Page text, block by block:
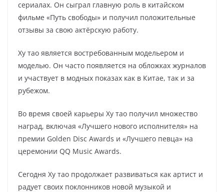
сериалах. Он сыграл главную роль в китайском
фильме «Путь свободы» и получил положительные
отзывы за свою актёрскую работу.
Ху тао является востребованным модельером и
моделью. Он часто появляется на обложках журналов
и участвует в модных показах как в Китае, так и за
рубежом.
Во время своей карьеры Ху тао получил множество
наград, включая «Лучшего нового исполнителя» на
премии Golden Disc Awards и «Лучшего певца» на
церемонии QQ Music Awards.
Сегодня Ху тао продолжает развиваться как артист и
радует своих поклонников новой музыкой и